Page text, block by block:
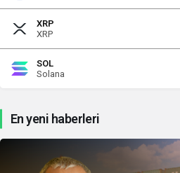
XRP
XRP
SOL
Solana
En yeni haberleri